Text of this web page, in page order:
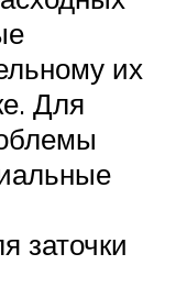
их
Для
заточки